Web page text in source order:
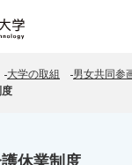
大学の取組
男女共同参
休業制度